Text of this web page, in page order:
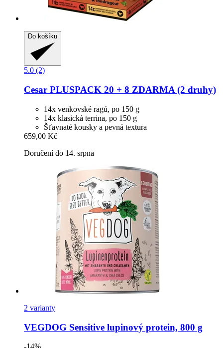
Do košíku
5.0 (2)
Cesar PLUSPACK 20 + 8 ZDARMA (2 druhy)
14x venkovské ragú, po 150 g
14x klasická terrina, po 150 g
Šťavnaté kousky a pevná textura
659,00 Kč
Doručení do 14. srpna
2 varianty
VEGDOG Sensitive lupinový protein, 800 g